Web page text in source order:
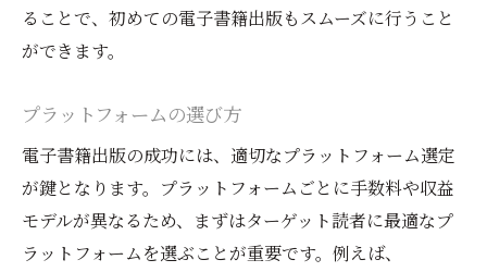
ることで、初めての電子書籍出版もスムーズに行うこと
ができます。
プラットフォームの選び方
電子書籍出版の成功には、適切なプラットフォーム選定
が鍵となります。プラットフォームごとに手数料や収益
モデルが異なるため、まずはターゲット読者に最適なプ
ラットフォームを選ぶことが重要です。例えば、